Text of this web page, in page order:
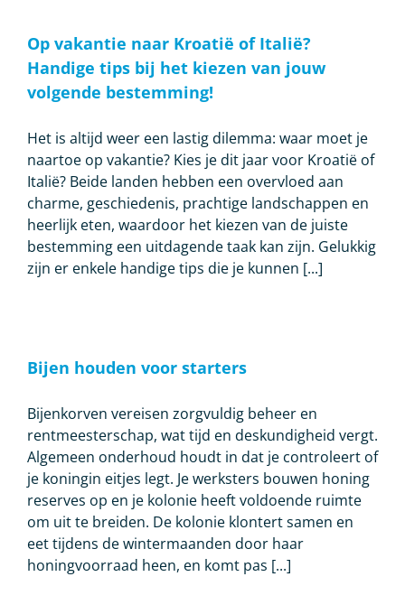
Op vakantie naar Kroatië of Italië?
Handige tips bij het kiezen van jouw
volgende bestemming!
Het is altijd weer een lastig dilemma: waar moet je
naartoe op vakantie? Kies je dit jaar voor Kroatië of
Italië? Beide landen hebben een overvloed aan
charme, geschiedenis, prachtige landschappen en
heerlijk eten, waardoor het kiezen van de juiste
bestemming een uitdagende taak kan zijn. Gelukkig
zijn er enkele handige tips die je kunnen [...]
Bijen houden voor starters
Bijenkorven vereisen zorgvuldig beheer en
rentmeesterschap, wat tijd en deskundigheid vergt.
Algemeen onderhoud houdt in dat je controleert of
je koningin eitjes legt. Je werksters bouwen honing
reserves op en je kolonie heeft voldoende ruimte
om uit te breiden. De kolonie klontert samen en
eet tijdens de wintermaanden door haar
honingvoorraad heen, en komt pas [...]